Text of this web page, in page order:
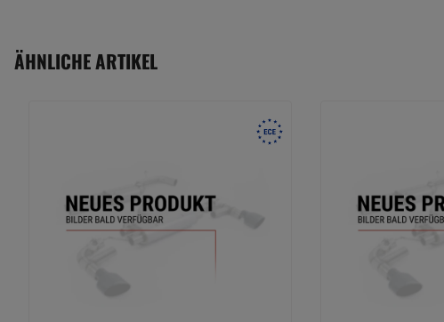
ÄHNLICHE ARTIKEL